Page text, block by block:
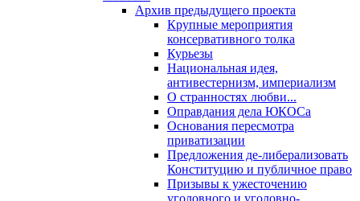
Архив предыдущего проекта
Крупные мероприятия
консервативного толка
Курьезы
Национальная идея,
антивестернизм, империализм
О странностях любви...
Оправдания дела ЮКОСа
Основания пересмотра
приватизации
Предложения де-либерализовать
Конституцию и публичное право
Призывы к ужесточению
уголовного и уголовно-